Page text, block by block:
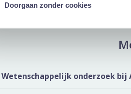
Doorgaan zonder cookies
Wetenschappelijk onderzoek bij